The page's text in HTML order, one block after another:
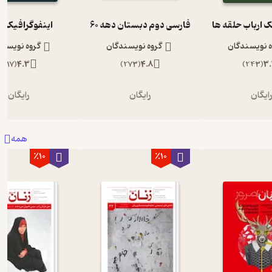
ارباب حلقه ها
نویسندگان
(
243
)
فارسی دوم دبستان دهه 60
گروه نویسندگان
4.8
(
273
)
رایگان
اینفوگرافیک 1984
گروه
4.3
(
117
رایگان
همه
٪10 ٪10